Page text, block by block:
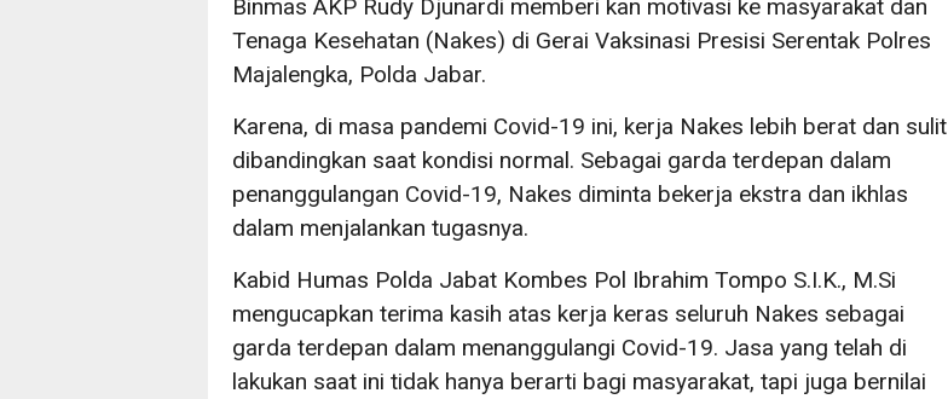
Binmas AKP Rudy Djunardi memberi kan motivasi ke masyarakat dan
Tenaga Kesehatan (Nakes) di Gerai Vaksinasi Presisi Serentak Polres
Majalengka, Polda Jabar.
Karena, di masa pandemi Covid-19 ini, kerja Nakes lebih berat dan sulit
dibandingkan saat kondisi normal. Sebagai garda terdepan dalam
penanggulangan Covid-19, Nakes diminta bekerja ekstra dan ikhlas
dalam menjalankan tugasnya.
Kabid Humas Polda Jabat Kombes Pol Ibrahim Tompo S.I.K., M.Si
mengucapkan terima kasih atas kerja keras seluruh Nakes sebagai
garda terdepan dalam menanggulangi Covid-19. Jasa yang telah di
lakukan saat ini tidak hanya berarti bagi masyarakat, tapi juga bernilai